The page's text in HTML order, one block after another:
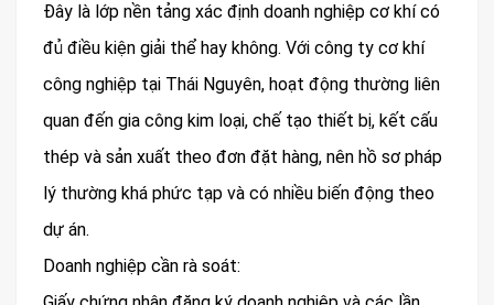
Đây là lớp nền tảng xác định doanh nghiệp cơ khí có
đủ điều kiện giải thể hay không. Với công ty cơ khí
công nghiệp tại Thái Nguyên, hoạt động thường liên
quan đến gia công kim loại, chế tạo thiết bị, kết cấu
thép và sản xuất theo đơn đặt hàng, nên hồ sơ pháp
lý thường khá phức tạp và có nhiều biến động theo
dự án.
Doanh nghiệp cần rà soát: